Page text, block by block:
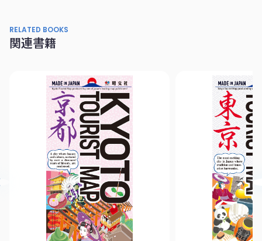
RELATED BOOKS
関連書籍